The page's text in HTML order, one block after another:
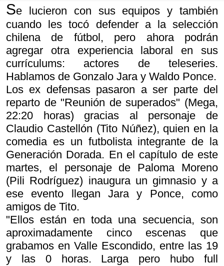
Se lucieron con sus equipos y también
cuando les tocó defender a la selección
chilena de fútbol, pero ahora podrán
agregar otra experiencia laboral en sus
currículums: actores de teleseries.
Hablamos de Gonzalo Jara y Waldo Ponce.
Los ex defensas pasaron a ser parte del
reparto de "Reunión de superados" (Mega,
22:20 horas) gracias al personaje de
Claudio Castellón (Tito Núñez), quien en la
comedia es un futbolista integrante de la
Generación Dorada. En el capítulo de este
martes, el personaje de Paloma Moreno
(Pili Rodríguez) inaugura un gimnasio y a
ese evento llegan Jara y Ponce, como
amigos de Tito.
"Ellos están en toda una secuencia, son
aproximadamente cinco escenas que
grabamos en Valle Escondido, entre las 19
y las 0 horas. Larga pero hubo full